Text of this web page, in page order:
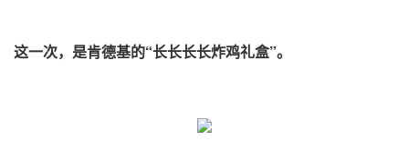
这一次，是肯德基的“长长长长炸鸡礼盒”。